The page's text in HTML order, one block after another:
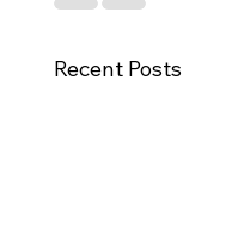
Recent Posts